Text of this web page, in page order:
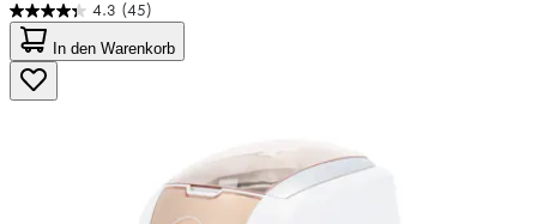
4.3 (45)
4.3
von
5
Sternen.
45
In den Warenkorb